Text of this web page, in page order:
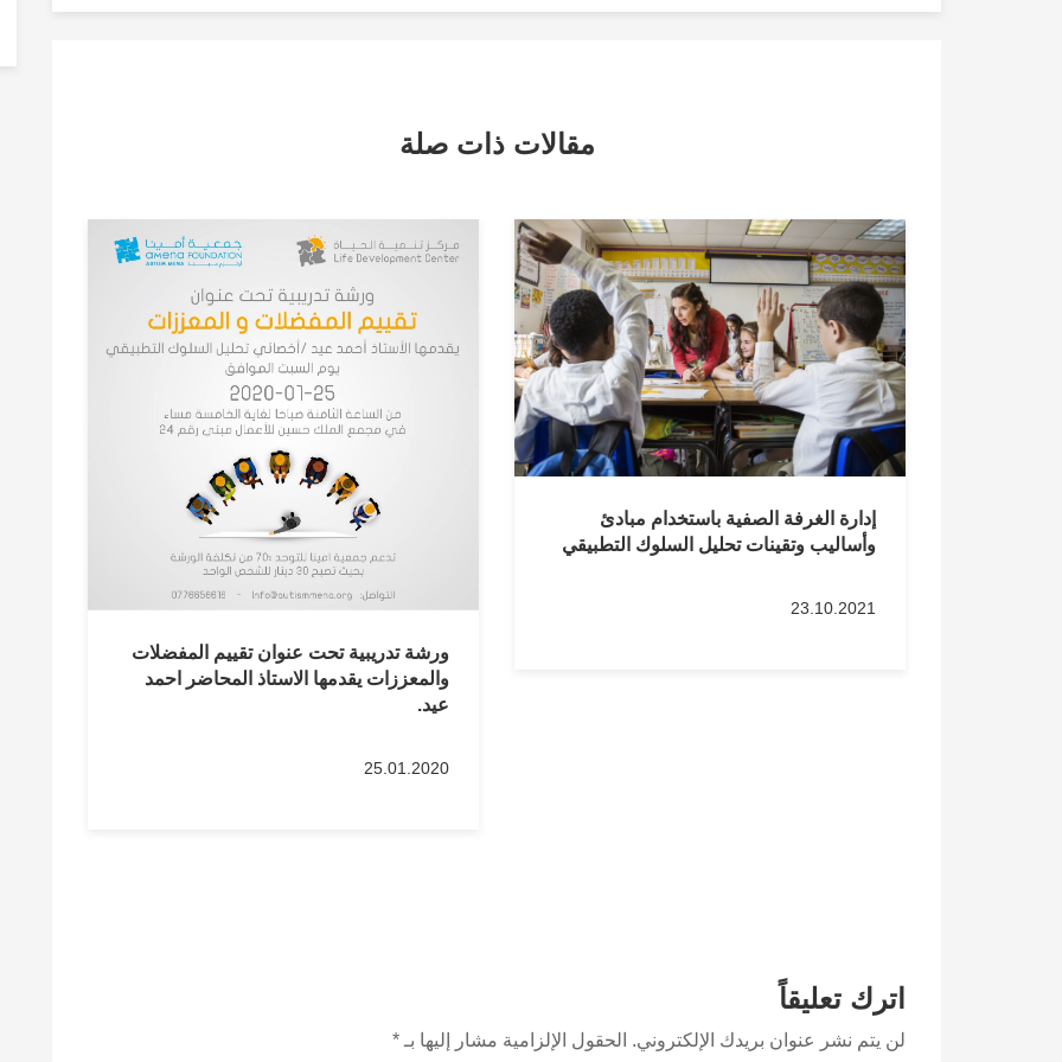
مقالات ذات صلة
إدارة الغرفة الصفية باستخدام مبادئ
وأساليب وتقينات تحليل السلوك التطبيقي
23.10.2021
ورشة تدريبية تحت عنوان تقييم المفضلات
والمعززات يقدمها الاستاذ المحاضر احمد
عيد.
25.01.2020
اترك تعليقاً
لن يتم نشر عنوان بريدك الإلكتروني. الحقول الإلزامية مشار إليها بـ *